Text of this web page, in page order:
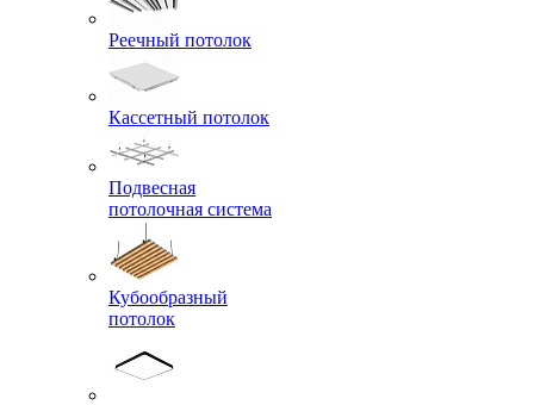
Реечный потолок
Кассетный потолок
Подвесная
потолочная система
Кубообразный
потолок